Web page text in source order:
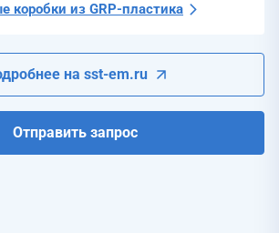
коробки из GRP-пластика
на sst-em.ru
Отправить запрос